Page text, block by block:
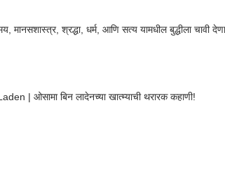
श्रद्धा, धर्म, आणि सत्य यामधील बुद्धीला चावी
| ओसामा बिन लादेनच्या खात्म्याची थरारक कहाणी!